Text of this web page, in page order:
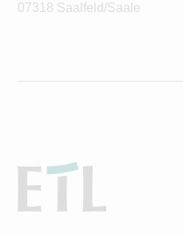
07318 Saalfeld/Saale